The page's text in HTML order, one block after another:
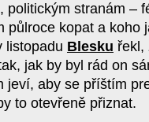
politickým stranám –
půlroce kopat a koho
listopadu Blesku řekl,
jak by byl rád on
jeví, aby se příštím
to otevřeně přiznat.